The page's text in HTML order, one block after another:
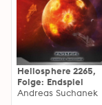
Heliosphere 2265,
Folge: Endspiel
Andreas Suchanek